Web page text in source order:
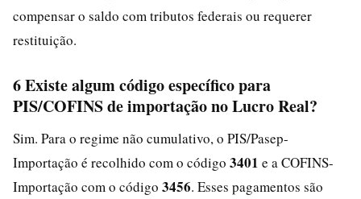
compensar o saldo com tributos federais ou requerer
restituição.
6 Existe algum código específico para
PIS/COFINS de importação no Lucro Real?
Sim. Para o regime não cumulativo, o PIS/Pasep-
Importação é recolhido com o código 3401 e a COFINS-
Importação com o código 3456. Esses pagamentos são